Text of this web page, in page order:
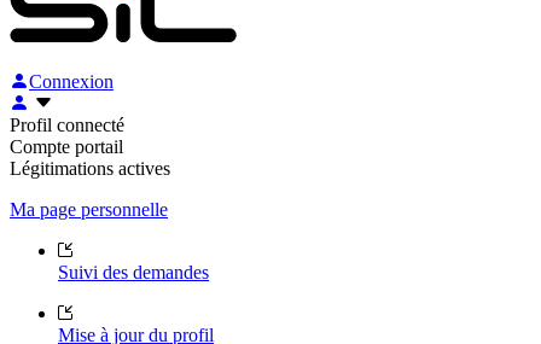
Connexion
Profil connecté
Compte portail
Légitimations actives
Ma page personnelle
Suivi des demandes
Mise à jour du profil